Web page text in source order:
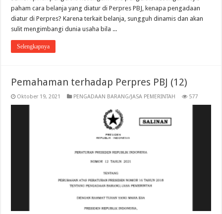
paham cara belanja yang diatur di Perpres PBJ, kenapa pengadaan
diatur di Perpres? Karena terkait belanja, sungguh dinamis dan akan
sulit mengimbangi dunia usaha bila ...
Selengkapnya
Pemahaman terhadap Perpres PBJ (12)
Oktober 19, 2021 PENGADAAN BARANG/JASA PEMERINTAH 577